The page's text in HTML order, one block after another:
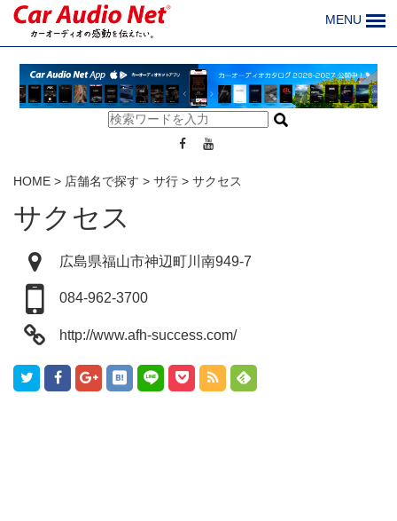
MENU
HOME > 店舗名で探す > サ行 > サクセス
サクセス
広島県福山市神辺町川南949-7
084-962-3700
http://www.afh-success.com/